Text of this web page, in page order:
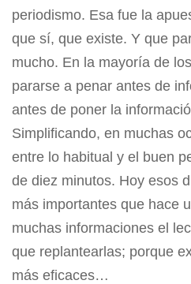
periodismo. Esa fue la
que sí, que existe. Y que
mucho. En la mayoría de
pararse a penar antes de
antes de poner la
Simplificando, en muchas
entre lo habitual y el buen
de diez minutos. Hoy esos
más importantes que hace
muchas informaciones el
que replantearlas; porque
más eficaces…